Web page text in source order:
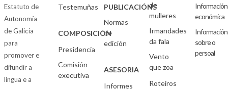
Estatuto de
Autonomía
de Galicia
para
promover e
difundir a
lingua e a
Testemuñas
COMPOSICIÓN
Presidencia
Comisión
executiva
PUBLICACIÓNS
Normas
de
edición
ASESORIA
Informes
de
mulleres
Irmandades
da fala
Vento
que zoa
Roteiros
Información
económica
Información
sobre o
persoal